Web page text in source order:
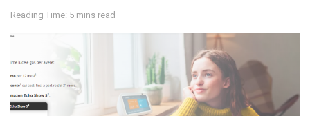
Reading Time: 5 mins read